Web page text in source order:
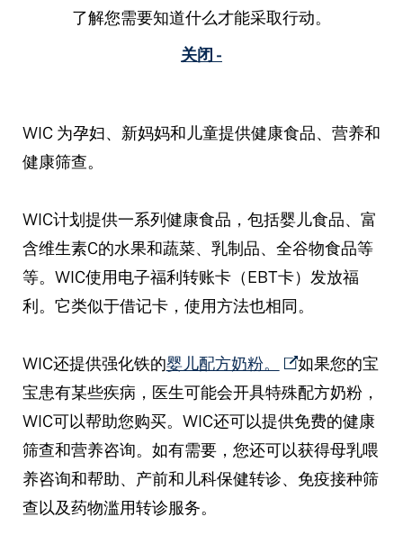
了解您需要知道什么才能采取行动。
关闭 -
WIC 为孕妇、新妈妈和儿童提供健康食品、营养和
健康筛查。
WIC计划提供一系列健康食品，包括婴儿食品、富
含维生素C的水果和蔬菜、乳制品、全谷物食品等
等。WIC使用电子福利转账卡（EBT卡）发放福
利。它类似于借记卡，使用方法也相同。
WIC还提供强化铁的婴儿配方奶粉。
如果您的宝
宝患有某些疾病，医生可能会开具特殊配方奶粉，
WIC可以帮助您购买。WIC还可以提供免费的健康
筛查和营养咨询。如有需要，您还可以获得母乳喂
养咨询和帮助、产前和儿科保健转诊、免疫接种筛
查以及药物滥用转诊服务。